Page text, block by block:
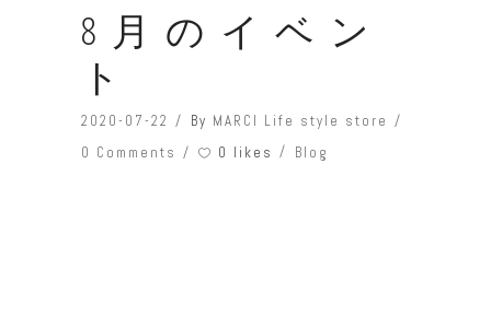
8月のイベン
ト
2020-07-22 By MARCI Life style store
0 Comments
0 likes Blog